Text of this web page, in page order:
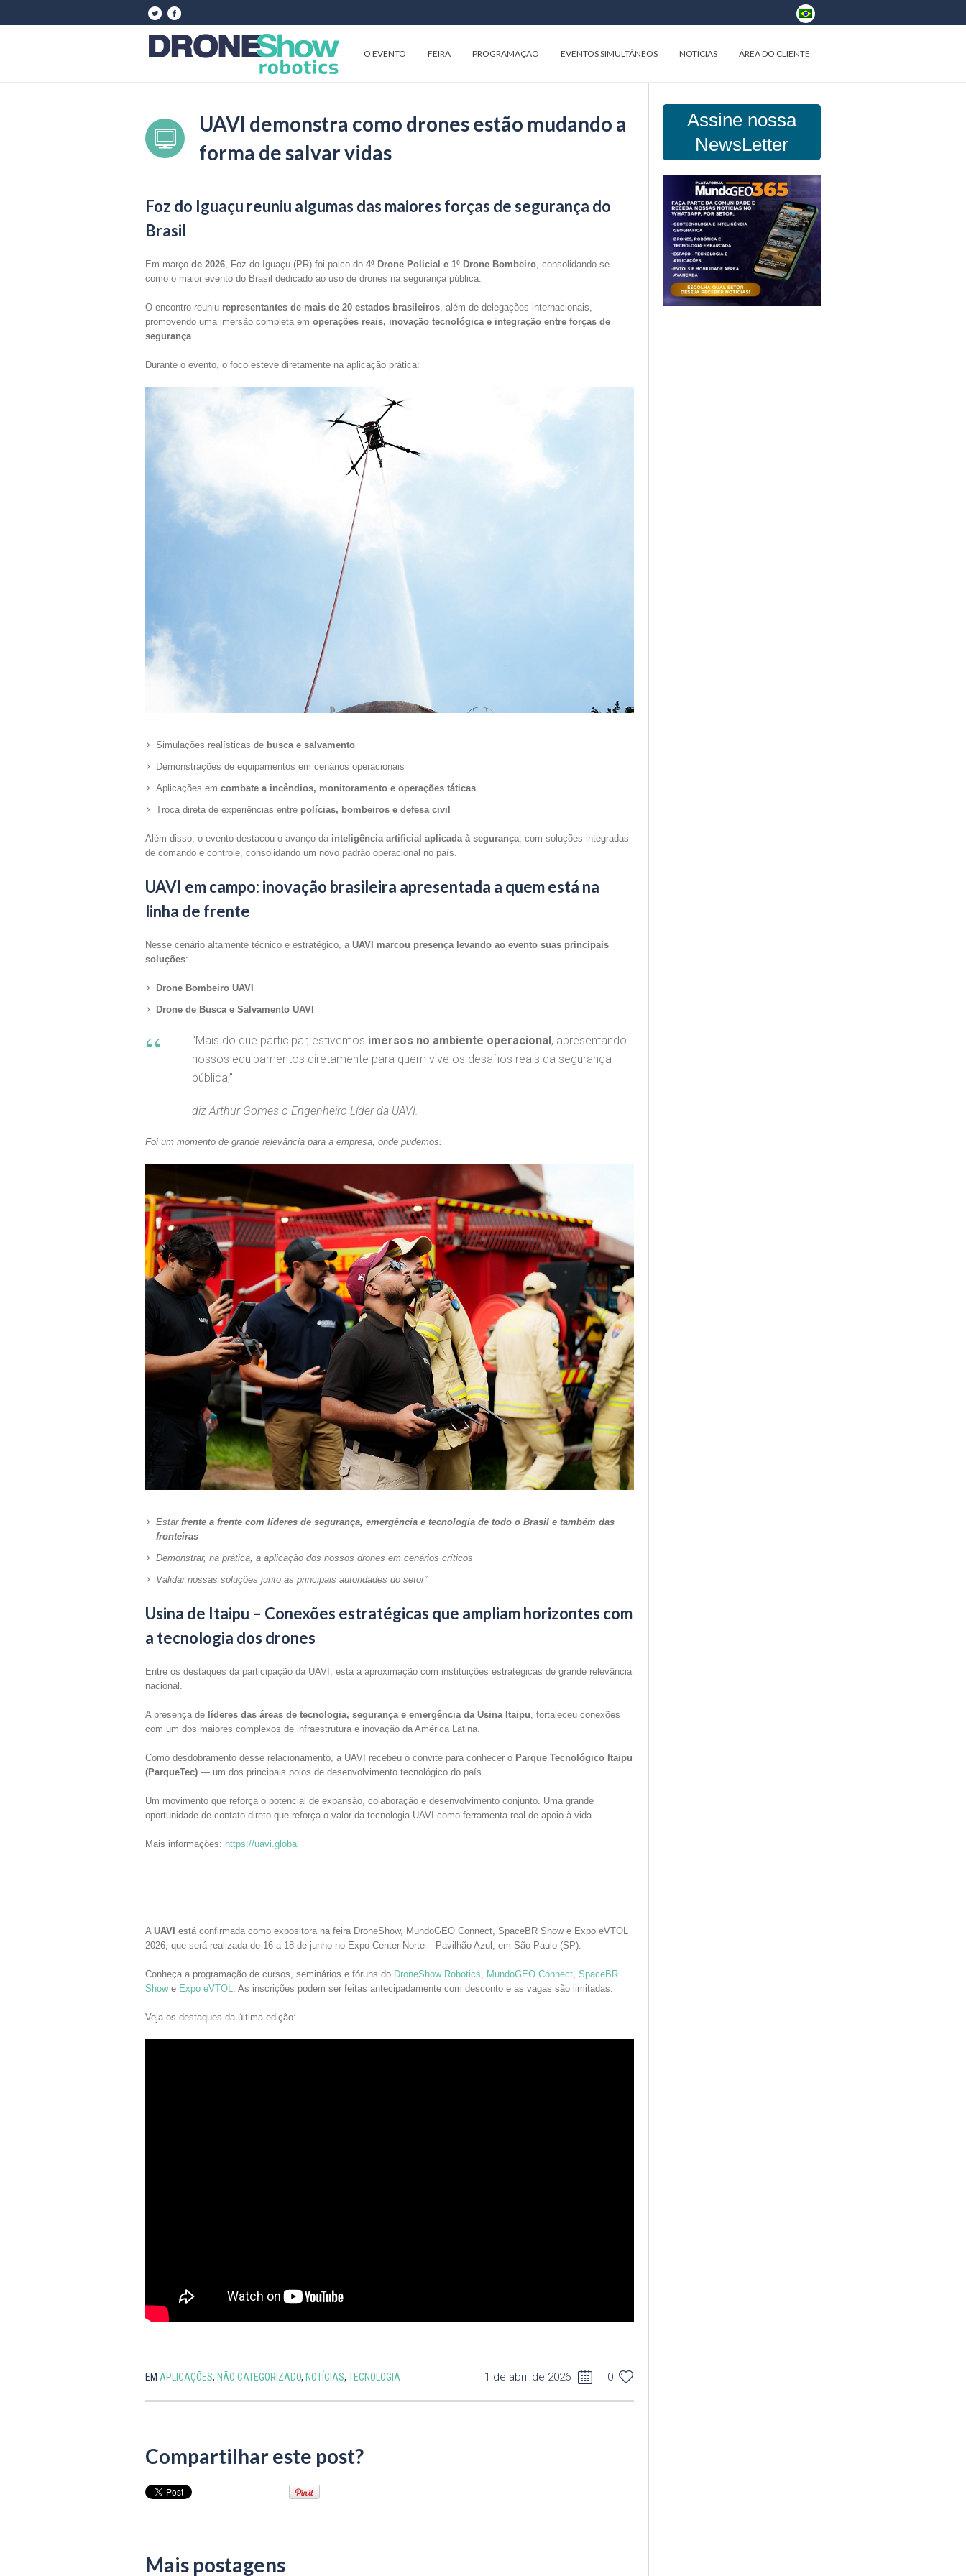
O EVENTO FEIRA PROGRAMAÇÃO EVENTOS SIMULTÂNEOS NOTÍCIAS ÁREA DO CLIENTE
UAVI demonstra como drones estão mudando a
forma de salvar vidas
Foz do Iguaçu reuniu algumas das maiores forças de segurança do
Brasil
Em março de 2026, Foz do Iguaçu (PR) foi palco do 4º Drone Policial e 1º Drone Bombeiro, consolidando-se
como o maior evento do Brasil dedicado ao uso de drones na segurança pública.
O encontro reuniu representantes de mais de 20 estados brasileiros, além de delegações internacionais,
promovendo uma imersão completa em operações reais, inovação tecnológica e integração entre forças de
segurança.
Durante o evento, o foco esteve diretamente na aplicação prática:
Simulações realísticas de busca e salvamento
Demonstrações de equipamentos em cenários operacionais
Aplicações em combate a incêndios, monitoramento e operações táticas
Troca direta de experiências entre polícias, bombeiros e defesa civil
Além disso, o evento destacou o avanço da inteligência artificial aplicada à segurança , com soluções integradas
de comando e controle, consolidando um novo padrão operacional no país.
UAVI em campo: inovação brasileira apresentada a quem está na
linha de frente
Nesse cenário altamente técnico e estratégico, a UAVI marcou presença levando ao evento suas principais
soluções:
Drone Bombeiro UAVI
Drone de Busca e Salvamento UAVI
“Mais do que participar, estivemos imersos no ambiente operacional, apresentando
nossos equipamentos diretamente para quem vive os desafios reais da segurança
pública,”
diz Arthur Gomes o Engenheiro Líder da UAVI.
Foi um momento de grande relevância para a empresa, onde pudemos:
Estar frente a frente com líderes de segurança, emergência e tecnologia de todo o Brasil e também das
fronteiras
Demonstrar, na prática, a aplicação dos nossos drones em cenários críticos
Validar nossas soluções junto às principais autoridades do setor”
Usina de Itaipu – Conexões estratégicas que ampliam horizontes com
a tecnologia dos drones
Entre os destaques da participação da UAVI, está a aproximação com instituições estratégicas de grande relevância
nacional.
A presença de líderes das áreas de tecnologia, segurança e emergência da Usina Itaipu , fortaleceu conexões
com um dos maiores complexos de infraestrutura e inovação da América Latina.
Como desdobramento desse relacionamento, a UAVI recebeu o convite para conhecer o Parque Tecnológico Itaipu
(ParqueTec) — um dos principais polos de desenvolvimento tecnológico do país.
Um movimento que reforça o potencial de expansão, colaboração e desenvolvimento conjunto. Uma grande
oportunidade de contato direto que reforça o valor da tecnologia UAVI como ferramenta real de apoio à vida.
Mais informações: https://uavi.global
A UAVI está confirmada como expositora na feira DroneShow, MundoGEO Connect, SpaceBR Show e Expo eVTOL
2026, que será realizada de 16 a 18 de junho no Expo Center Norte – Pavilhão Azul, em São Paulo (SP).
Conheça a programação de cursos, seminários e fóruns do DroneShow Robotics MundoGEO Connect SpaceBR
Showe Expo eVTOL . As inscrições podem ser feitas antecipadamente com desconto e as vagas são limitadas.
Veja os destaques da última edição:
1 de abril de 2026 0
EM APLICAÇÕES, NÃO CATEGORIZADO, NOTÍCIAS, TECNOLOGIA
Compartilhar este post?
Mais postagens
Assine nossa
NewsLetter